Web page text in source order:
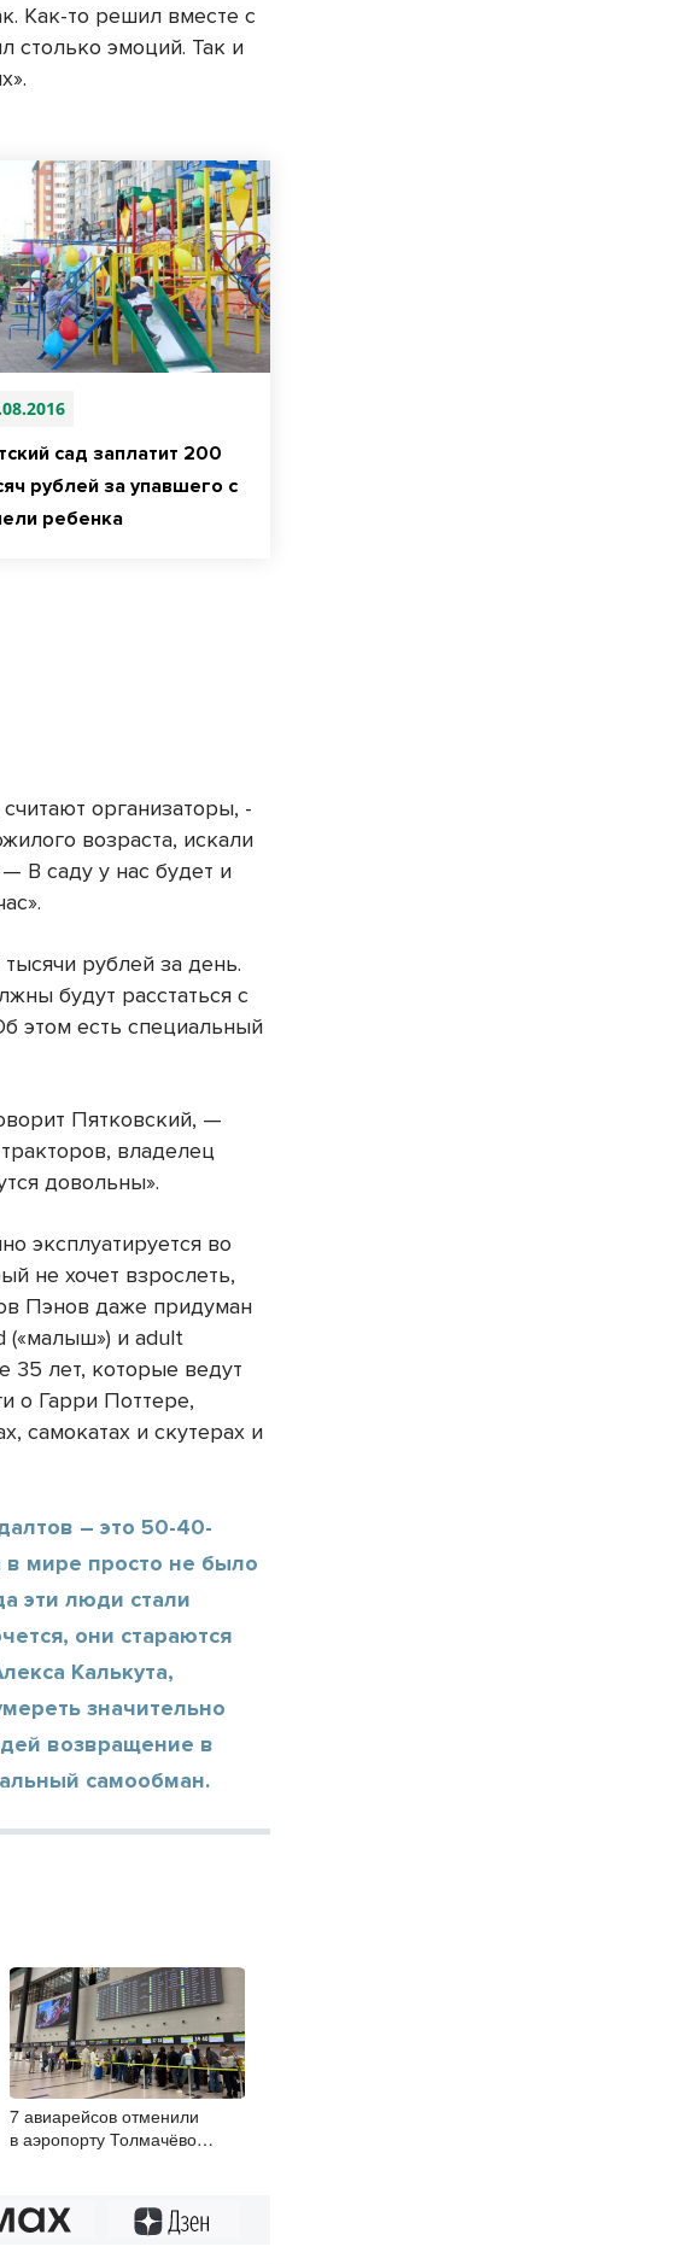
Как-то решил вместе с
столько эмоций. Так и
сад заплатит 200
рублей за упавшего с
ребенка
организаторы, -
возраста, искали
В саду у нас будет и
рублей за день.
будут расстаться с
этом есть специальный
Пятковский, —
владелец
довольны».
эксплуатируется во
не хочет взрослеть,
Пэнов даже придуман
(«малыш») и adult
35 лет, которые ведут
о Гарри Поттере,
самокатах и скутерах и
– это 50-40-
мире просто не было
эти люди стали
они стараются
Калькута,
значительно
возвращение в
самообман.
7 авиарейсов отменили
в аэропорту Толмачёво